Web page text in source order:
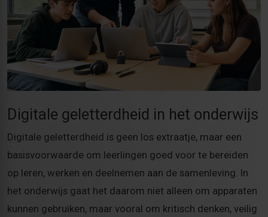
Digitale geletterdheid in het onderwijs
Digitale geletterdheid is geen los extraatje, maar een
basisvoorwaarde om leerlingen goed voor te bereiden
op leren, werken en deelnemen aan de samenleving. In
het onderwijs gaat het daarom niet alleen om apparaten
kunnen gebruiken, maar vooral om kritisch denken, veilig